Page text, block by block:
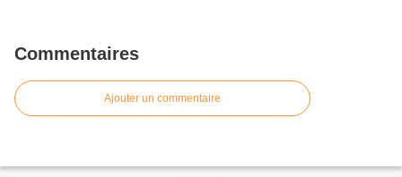
Commentaires
Ajouter un commentaire